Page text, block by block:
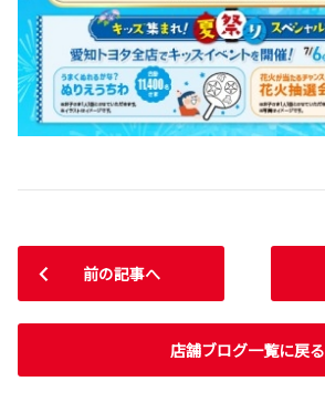
前の記事へ
店舗ブログ一覧に戻る